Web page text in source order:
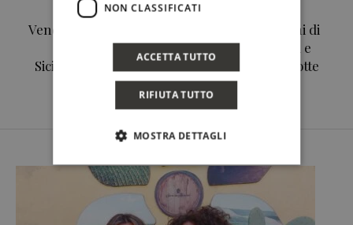
Partita la
Vendemmia 2017, la
prima per DOC
Sicilia Grillo e Nero
d'Avola
Baglio Sorìa. Vini di
Firriato, musica e
natura per la notte
di San Lorenzo
NON CLASSIFICATI
ACCETTA TUTTO
RIFIUTA TUTTO
MOSTRA DETTAGLI